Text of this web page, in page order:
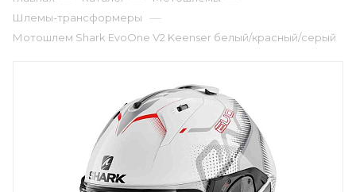
Шлемы-трансформеры —
Мотошлем Shark EvoOne V2 Keenser белый/красный/серый